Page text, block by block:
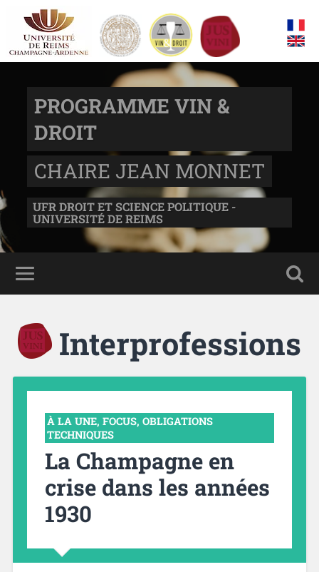
PROGRAMME VIN &
DROIT
CHAIRE JEAN MONNET
UFR DROIT ET SCIENCE POLITIQUE -
UNIVERSITÉ DE REIMS
Interprofessions
À LA UNE, FOCUS, OBLIGATIONS
TECHNIQUES
La Champagne en
crise dans les années
1930